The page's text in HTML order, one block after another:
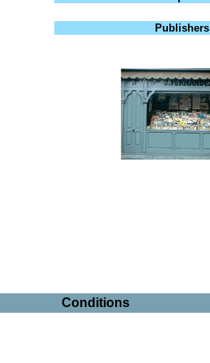
Publishers
Conditions